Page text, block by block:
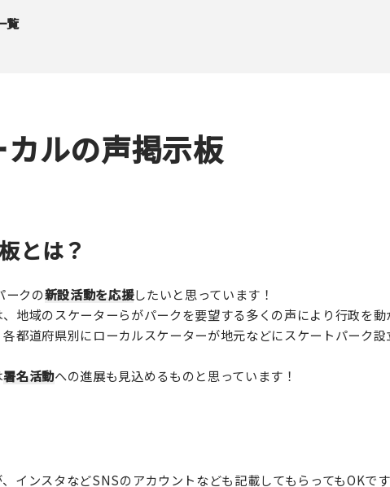
覧
ルの声掲示板
とは？
ークの新設活動を応援したいと思っています！
地域のスケーターらがパークを要望する多くの声により行政を動
各都道府県別にローカルスケーターが地元などにスケートパーク
署名活動への進展も見込めるものと思っています！
インスタなどSNSのアカウントなども記載してもらってもOKです